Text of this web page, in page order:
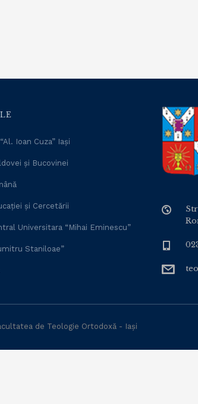
Ioan Cuza” Iași
și Bucovinei
și Cercetării
Universitara “Mihai Eminescu”
Staniloae”
de Teologie Ortodoxă - Iași